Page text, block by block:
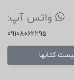
واتس آپ:
09108062295
کتابها